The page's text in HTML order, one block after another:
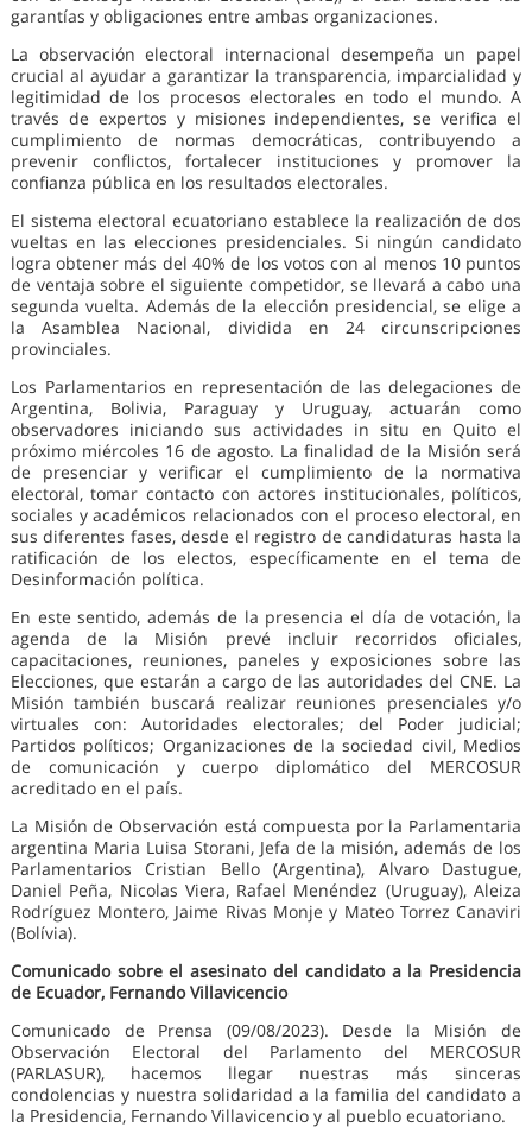
garantías y obligaciones entre ambas organizaciones.
La observación electoral internacional desempeña un papel
crucial al ayudar a garantizar la transparencia, imparcialidad y
legitimidad de los procesos electorales en todo el mundo. A
través de expertos y misiones independientes, se verifica el
cumplimiento de normas democráticas, contribuyendo a
prevenir conflictos, fortalecer instituciones y promover la
confianza pública en los resultados electorales.
El sistema electoral ecuatoriano establece la realización de dos
vueltas en las elecciones presidenciales. Si ningún candidato
logra obtener más del 40% de los votos con al menos 10 puntos
de ventaja sobre el siguiente competidor, se llevará a cabo una
segunda vuelta. Además de la elección presidencial, se elige a
la Asamblea Nacional, dividida en 24 circunscripciones
provinciales.
Los Parlamentarios en representación de las delegaciones de
Argentina, Bolivia, Paraguay y Uruguay, actuarán como
observadores iniciando sus actividades in situ en Quito el
próximo miércoles 16 de agosto. La finalidad de la Misión será
de presenciar y verificar el cumplimiento de la normativa
electoral, tomar contacto con actores institucionales, políticos,
sociales y académicos relacionados con el proceso electoral, en
sus diferentes fases, desde el registro de candidaturas hasta la
ratificación de los electos, específicamente en el tema de
Desinformación política.
En este sentido, además de la presencia el día de votación, la
agenda de la Misión prevé incluir recorridos oficiales,
capacitaciones, reuniones, paneles y exposiciones sobre las
Elecciones, que estarán a cargo de las autoridades del CNE. La
Misión también buscará realizar reuniones presenciales y/o
virtuales con: Autoridades electorales; del Poder judicial;
Partidos políticos; Organizaciones de la sociedad civil, Medios
de comunicación y cuerpo diplomático del MERCOSUR
acreditado en el país.
La Misión de Observación está compuesta por la Parlamentaria
argentina Maria Luisa Storani, Jefa de la misión, además de los
Parlamentarios Cristian Bello (Argentina), Alvaro Dastugue,
Daniel Peña, Nicolas Viera, Rafael Menéndez (Uruguay), Aleiza
Rodríguez Montero, Jaime Rivas Monje y Mateo Torrez Canaviri
(Bolívia).
Comunicado sobre el asesinato del candidato a la Presidencia
de Ecuador, Fernando Villavicencio
Comunicado de Prensa (09/08/2023). Desde la Misión de
Observación Electoral del Parlamento del MERCOSUR
(PARLASUR), hacemos llegar nuestras más sinceras
condolencias y nuestra solidaridad a la familia del candidato a
la Presidencia, Fernando Villavicencio y al pueblo ecuatoriano.